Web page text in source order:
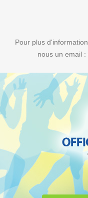
Pour plus
nous un email